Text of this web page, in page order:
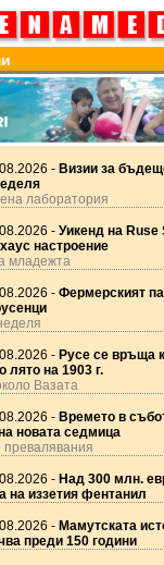
- Визии за
лаборатория
- Уикенд на Ruse
настроение
младежта
- Фермерският
- Русе се връща
лято на 1903 г.
Вазата
- Времето в
новата седмица
превалявания
- Над 300 млн.
на иззетия фентанил
- Мамутската
преди 150 години